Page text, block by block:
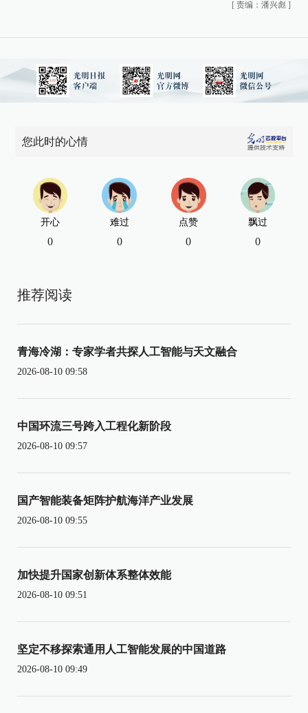
[ 责编：潘兴彪 ]
您此时的心情
开心
0
难过
0
点赞
0
飘过
0
推荐阅读
青海冷湖：专家学者共探人工智能与天文融合
2026-08-10 09:58
中国环流三号跨入工程化新阶段
2026-08-10 09:57
国产智能装备矩阵护航海洋产业发展
2026-08-10 09:55
加快提升国家创新体系整体效能
2026-08-10 09:51
坚定不移探索通用人工智能发展的中国道路
2026-08-10 09:49